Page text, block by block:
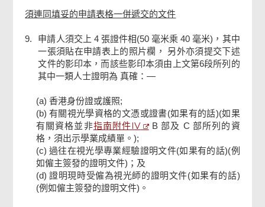
須連同填妥的申請表格一併遞交的文件
9.
申請人須交上 4 張證件相(50 毫米乘 40 毫米)，其中
一張須貼在申請表上的照片欄， 另外亦須提交下述
文件的影印本，而該些影印本須由上文第6段所列的
其中一類人士證明為 真確：—
(a) 香港身份證或護照;
(b) 有關視光學資格的文憑或證書(如果有的話)(如果
有關資格並非指南附件IV
B 部及 C 部所列的資
格，須出示學業成績單。);
(c) 過往在視光學專業經驗證明文件(如果有的話)(例
如僱主簽發的證明文件)；及
(d) 證明現時受僱為視光師的證明文件(如果有的話)
(例如僱主簽發的證明文件)。